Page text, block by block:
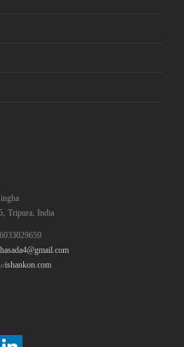
Tripura, India
ishankon.com